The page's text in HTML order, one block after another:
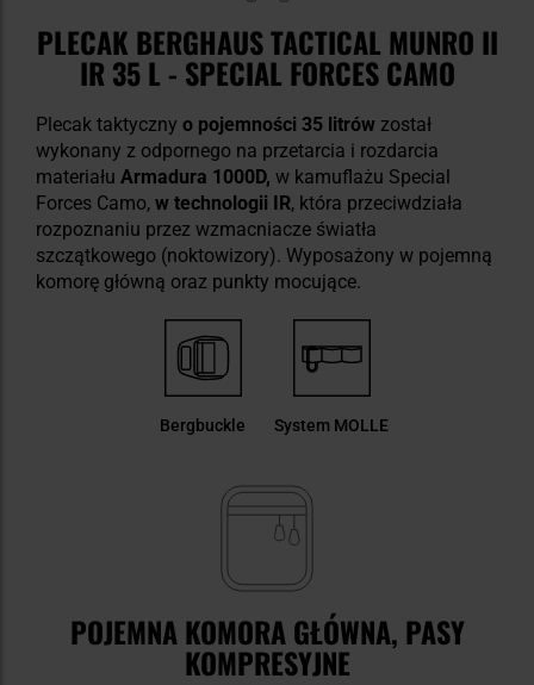
PLECAK BERGHAUS TACTICAL MUNRO II
IR 35 L - SPECIAL FORCES CAMO
Plecak taktyczny o pojemności 35 litrów został
wykonany z odpornego na przetarcia i rozdarcia
materiału Armadura 1000D, w kamuflażu Special
Forces Camo, w technologii IR, która przeciwdziała
rozpoznaniu przez wzmacniacze światła
szczątkowego (noktowizory). Wyposażony w pojemną
komorę główną oraz punkty mocujące.
Bergbuckle System MOLLE
POJEMNA KOMORA GŁÓWNA, PASY
KOMPRESYJNE